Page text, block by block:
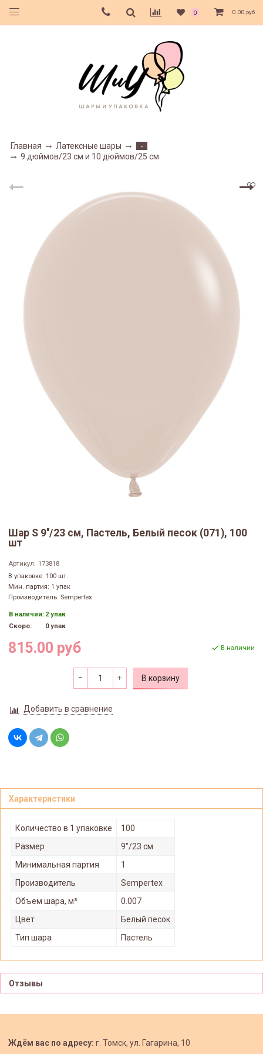
0 0.00 руб
Главная Латексные шары
-
9 дюймов/23 см и 10 дюймов/25 см
Шар S 9''/23 см, Пастель, Белый песок (071), 100
шт
Артикул: 173818
В упаковке: 100 шт.
Мин. партия: 1 упак
Производитель: Sempertex
В наличии: 2 упак
Скоро:
0 упак
815.00 руб В наличии
В корзину
Добавить в сравнение
Характеристики
Количество в 1 упаковке
100
Размер
9"/23 см
Минимальная партия
1
Производитель
Sempertex
Объем шара, м³
0.007
Цвет
Белый песок
Тип шара
Пастель
Отзывы
Ждём вас по адресу: г. Томск, ул. Гагарина, 10